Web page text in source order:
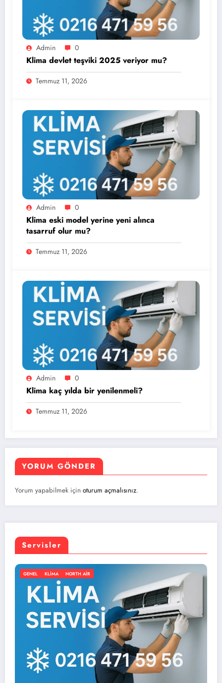
Admin 0
Klima devlet teşviki 2025 veriyor mu?
Temmuz 11, 2026
Admin 0
Klima eski model yerine yeni alınca
tasarruf olur mu?
Temmuz 11, 2026
Admin 0
Klima kaç yılda bir yenilenmeli?
Temmuz 11, 2026
YORUM GÖNDER
Yorum yapabilmek için oturum açmalısınız.
Servisler
GENEL KLIMA